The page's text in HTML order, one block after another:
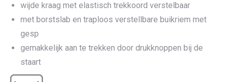
wijde kraag met elastisch trekkoord verstelbaar
met borstslab en traploos verstellbare buikriem met
gesp
gemakkelijk aan te trekken door drukknoppen bij de
staart